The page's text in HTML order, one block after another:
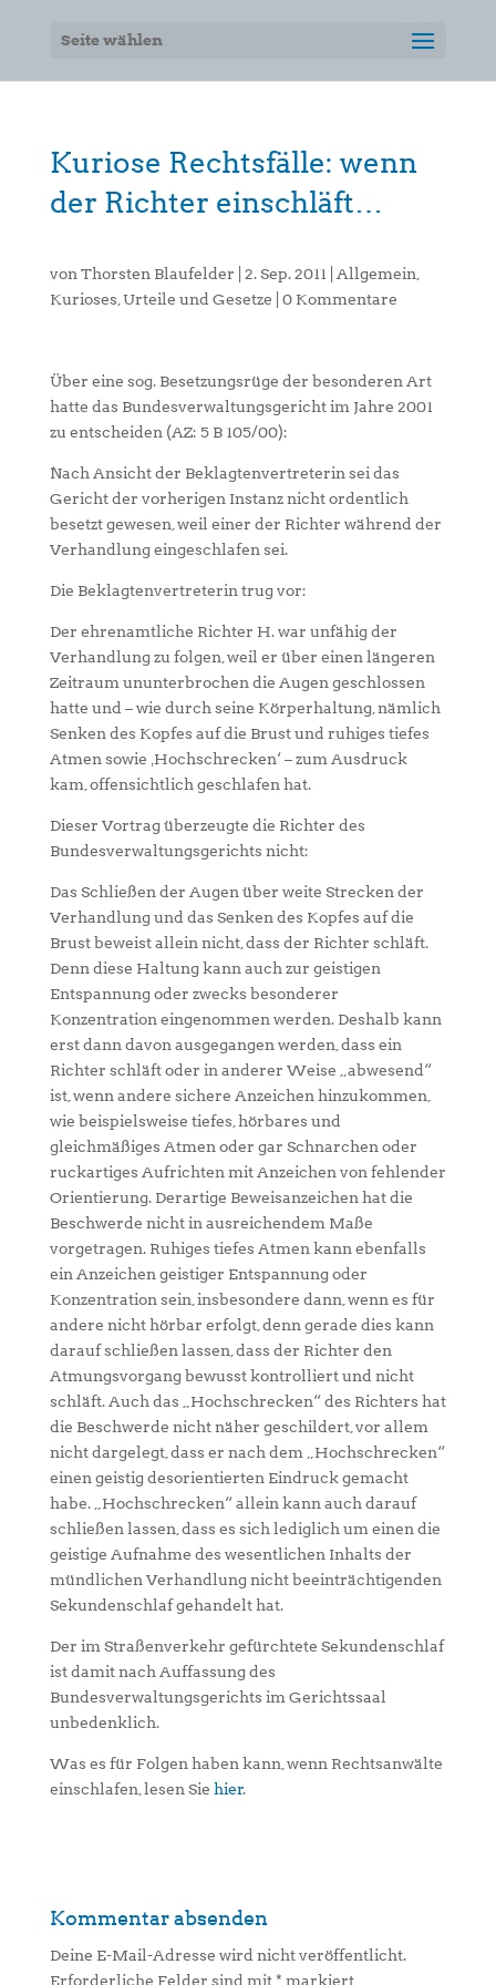
Seite wählen
Kuriose Rechtsfälle: wenn
der Richter einschläft…
von Thorsten Blaufelder 2. Sep. 2011 Allgemein
Kurioses, Urteile und Gesetze 0 Kommentare
Über eine sog. Besetzungsrüge der besonderen Art
hatte das Bundesverwaltungsgericht im Jahre 2001
zu entscheiden (AZ: 5 B 105/00):
Nach Ansicht der Beklagtenvertreterin sei das
Gericht der vorherigen Instanz nicht ordentlich
besetzt gewesen, weil einer der Richter während der
Verhandlung eingeschlafen sei.
Die Beklagtenvertreterin trug vor:
Der ehrenamtliche Richter H. war unfähig der
Verhandlung zu folgen, weil er über einen längeren
Zeitraum ununterbrochen die Augen geschlossen
hatte und – wie durch seine Körperhaltung, nämlich
Senken des Kopfes auf die Brust und ruhiges tiefes
Atmen sowie ‚Hochschrecken‘ – zum Ausdruck
kam, offensichtlich geschlafen hat.
Dieser Vortrag überzeugte die Richter des
Bundesverwaltungsgerichts nicht:
Das Schließen der Augen über weite Strecken der
Verhandlung und das Senken des Kopfes auf die
Brust beweist allein nicht, dass der Richter schläft.
Denn diese Haltung kann auch zur geistigen
Entspannung oder zwecks besonderer
Konzentration eingenommen werden. Deshalb kann
erst dann davon ausgegangen werden, dass ein
Richter schläft oder in anderer Weise „abwesend“
ist, wenn andere sichere Anzeichen hinzukommen,
wie beispielsweise tiefes, hörbares und
gleichmäßiges Atmen oder gar Schnarchen oder
ruckartiges Aufrichten mit Anzeichen von fehlender
Orientierung. Derartige Beweisanzeichen hat die
Beschwerde nicht in ausreichendem Maße
vorgetragen. Ruhiges tiefes Atmen kann ebenfalls
ein Anzeichen geistiger Entspannung oder
Konzentration sein, insbesondere dann, wenn es für
andere nicht hörbar erfolgt, denn gerade dies kann
darauf schließen lassen, dass der Richter den
Atmungsvorgang bewusst kontrolliert und nicht
schläft. Auch das „Hochschrecken“ des Richters hat
die Beschwerde nicht näher geschildert, vor allem
nicht dargelegt, dass er nach dem „Hochschrecken“
einen geistig desorientierten Eindruck gemacht
habe. „Hochschrecken“ allein kann auch darauf
schließen lassen, dass es sich lediglich um einen die
geistige Aufnahme des wesentlichen Inhalts der
mündlichen Verhandlung nicht beeinträchtigenden
Sekundenschlaf gehandelt hat.
Der im Straßenverkehr gefürchtete Sekundenschlaf
ist damit nach Auffassung des
Bundesverwaltungsgerichts im Gerichtssaal
unbedenklich.
Was es für Folgen haben kann, wenn Rechtsanwälte
einschlafen, lesen Sie hier.
Kommentar absenden
Deine E-Mail-Adresse wird nicht veröffentlicht.
Erforderliche Felder sind mit* markiert